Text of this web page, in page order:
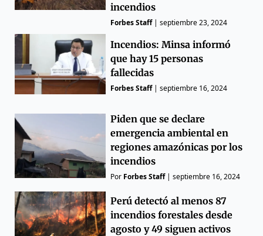
incendios
Forbes Staff|septiembre 23, 2024
Incendios: Minsa informó
que hay 15 personas
fallecidas
Forbes Staff|septiembre 16, 2024
Piden que se declare
emergencia ambiental en
regiones amazónicas por los
incendios
Por Forbes Staff|septiembre 16, 2024
Perú detectó al menos 87
incendios forestales desde
agosto y 49 siguen activos